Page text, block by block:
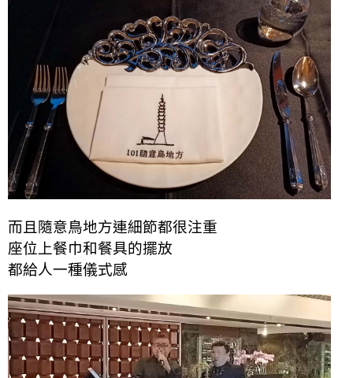
而且隨意鳥地方連細節都很注重
座位上餐巾和餐具的擺放
都給人一種儀式感